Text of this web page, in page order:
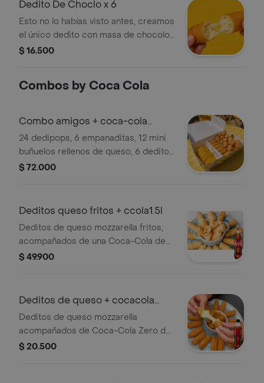
Dedito De Choclo x 6
Esto no lo habías visto antes, creamos
el único dedito con masa de chocolo
y no nos decidimos con cual queso
el queso costeño, creando una
coctel ideal para reuniones o para
saciar ese antojito (6 a 7 cm)
$ 16.500
Combos by Coca Cola
Combo amigos + coca-cola
original 1.5 l
24 dedipops, 6 empanaditas, 12 mini
buñuelos rellenos de queso, 6 deditos
de queso mozzarella y Coca-Cola
$ 72.000
Deditos queso fritos + ccola1.5l
Deditos de queso mozzarella fritos,
acompañados de una Coca-Cola de
1.5 litros. Caja con 20 unidades.
$ 49.900
Deditos de queso + cocacola
zero 400
Deditos de queso mozzarella
acompañados de Coca-Cola Zero de
400 ml.
$ 20.500